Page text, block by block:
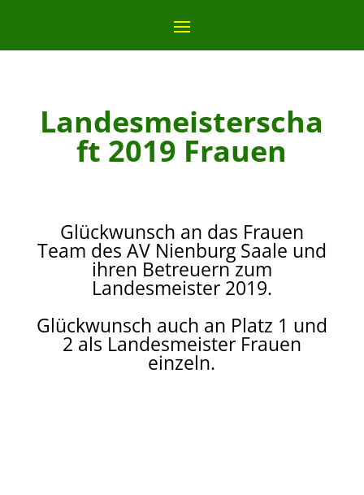
Landesmeisterscha
ft 2019 Frauen
Glückwunsch an das Frauen
Team des AV Nienburg Saale und
ihren Betreuern zum
Landesmeister 2019.
Glückwunsch auch an Platz 1 und
2 als Landesmeister Frauen
einzeln.